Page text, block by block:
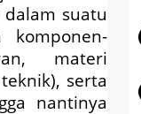
suatu
materi
serta
nantinya